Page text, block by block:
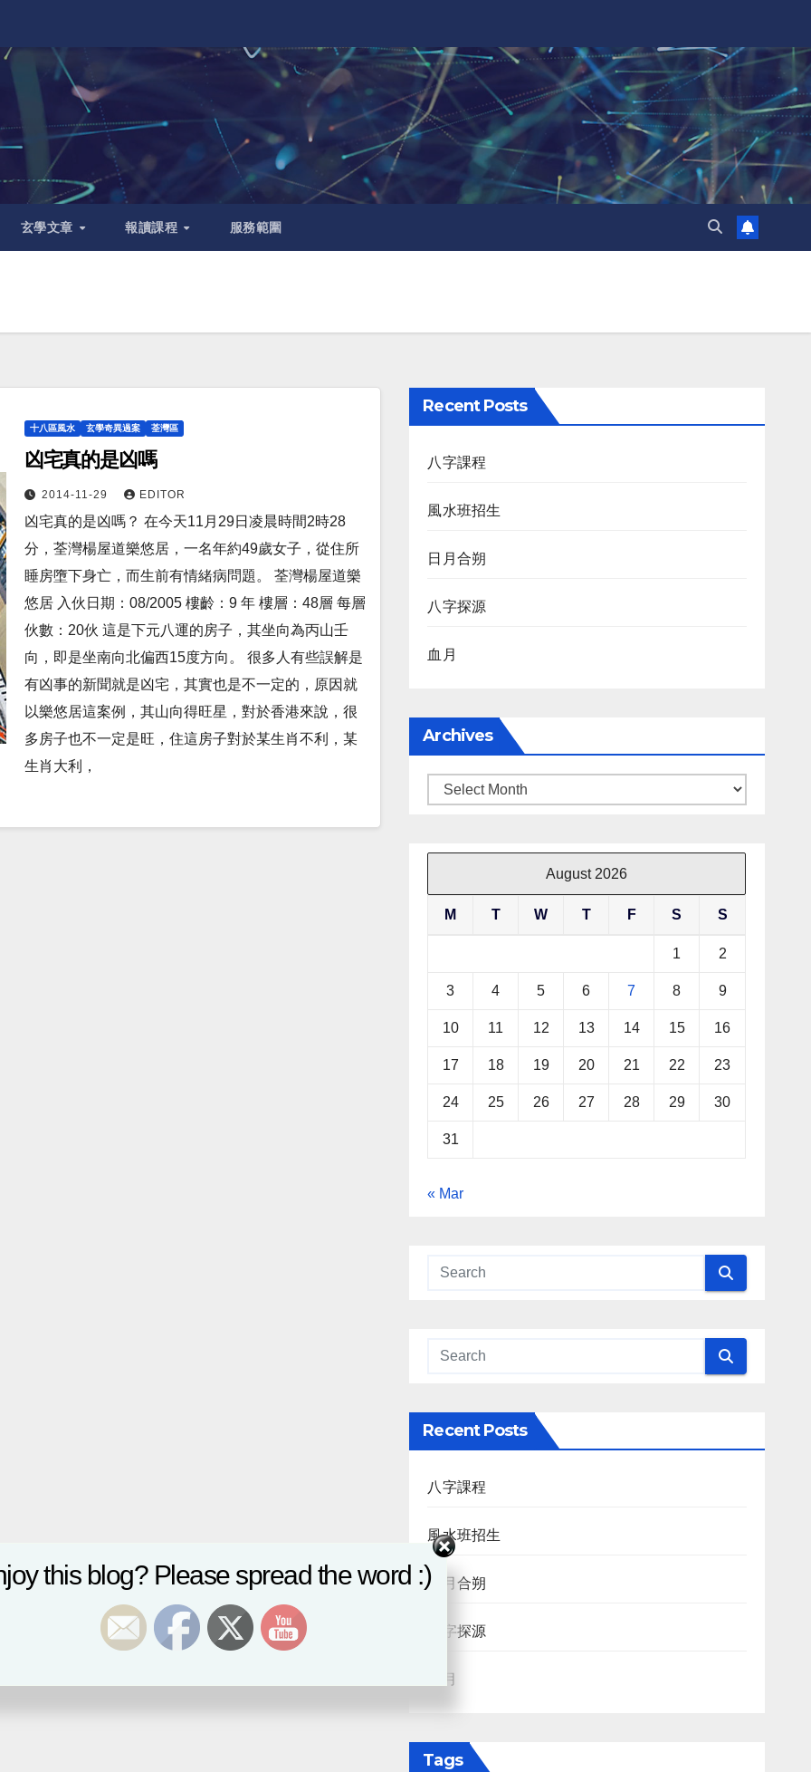
玄學文章 報讀課程 服務範圍
十八區風水 玄學奇異過案 荃灣區
凶宅真的是凶嗎
2014-11-29 EDITOR
凶宅真的是凶嗎？ 在今天11月29日凌晨時間2時28
分，荃灣楊屋道樂悠居，一名年約49歲女子，從住所
睡房墮下身亡，而生前有情緒病問題。 荃灣楊屋道樂
悠居 入伙日期：08/2005 樓齡：9 年 樓層：48層 每層
伙數：20伙 這是下元八運的房子，其坐向為丙山壬
向，即是坐南向北偏西15度方向。 很多人有些誤解是
有凶事的新聞就是凶宅，其實也是不一定的，原因就
以樂悠居這案例，其山向得旺星，對於香港來說，很
多房子也不一定是旺，住這房子對於某生肖不利，某
生肖大利，
Recent Posts
八字課程
風水班招生
日月合朔
八字探源
血月
Archives
Archives
August 2026
M T W T F S S
1 2
3 4 5 6 7 8 9
10 11 12 13 14 15 16
17 18 19 20 21 22 23
24 25 26 27 28 29 30
31
« Mar
Recent Posts
八字課程
風水班招生
日月合朔
八字探源
血月
Tags
this blog? Please spread the word :)